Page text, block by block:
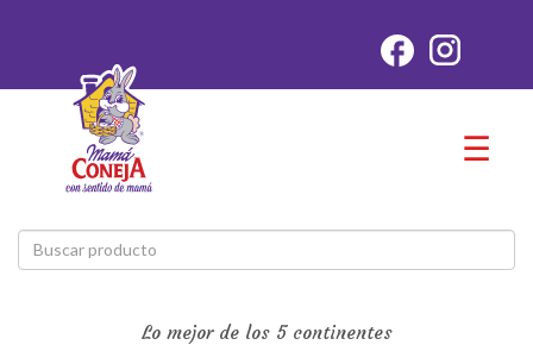
☰
Lo mejor de los 5 continentes